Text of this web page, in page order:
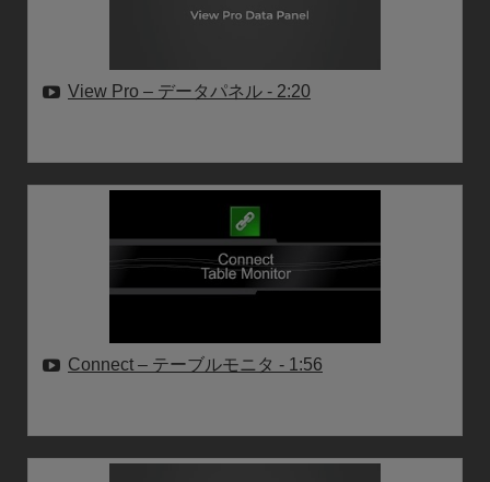
View Pro – データパネル - 2:20
Connect – テーブルモニタ - 1:56